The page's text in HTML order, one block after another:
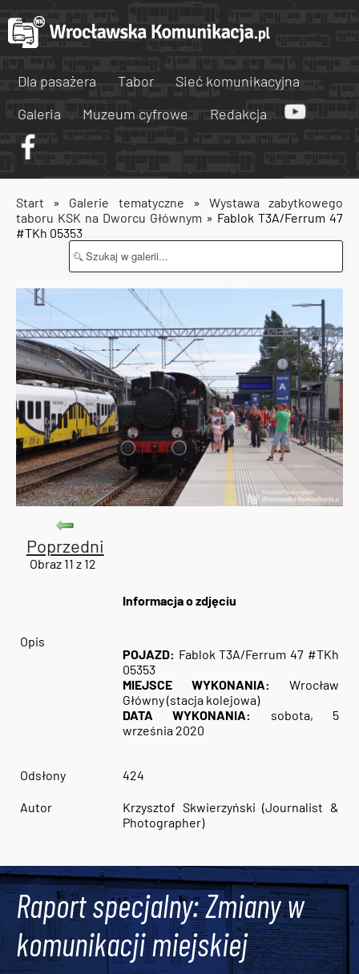
Dla pasażera Tabor
Sieć komunikacyjna
Galeria
Muzeum cyfrowe Redakcja
Start » Galerie tematyczne » Wystawa zabytkowego
taboru KSK na Dworcu Głównym » Fablok T3A/Ferrum 47
#TKh 05353
Poprzedni
Obraz 11 z 12
Informacja o zdjęciu
Opis
POJAZD: Fablok T3A/Ferrum 47 #TKh
05353
MIEJSCE WYKONANIA:
Wrocław
Główny (stacja kolejowa)
DATA WYKONANIA:
sobota, 5
września 2020
Odsłony 424
Autor
Krzysztof Skwierzyński (Journalist &
Photographer)
Raport specjalny: Zmiany w
komunikacji miejskiej